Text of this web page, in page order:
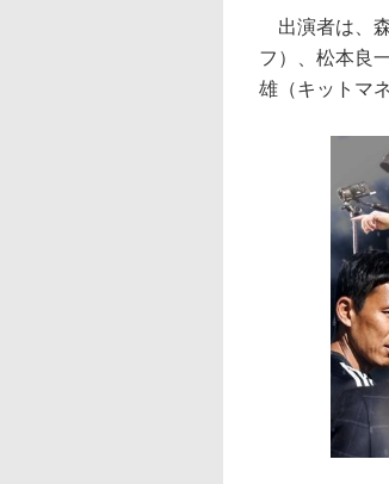
出演者は、
フ）、松本良
雄（キットマ